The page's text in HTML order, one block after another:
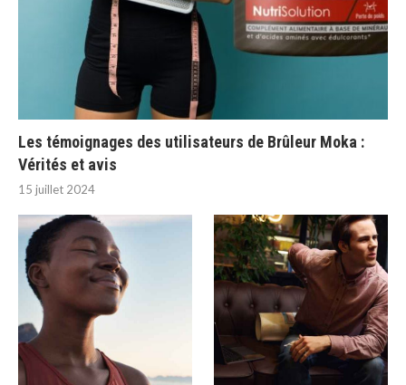
Les témoignages des utilisateurs de Brûleur Moka :
Vérités et avis
15 juillet 2024